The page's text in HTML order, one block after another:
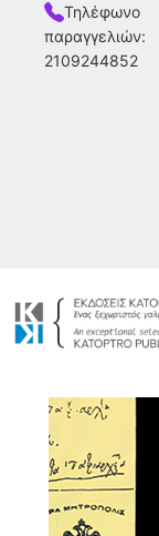
Τηλέφωνο
παραγγελιών:
2109244852